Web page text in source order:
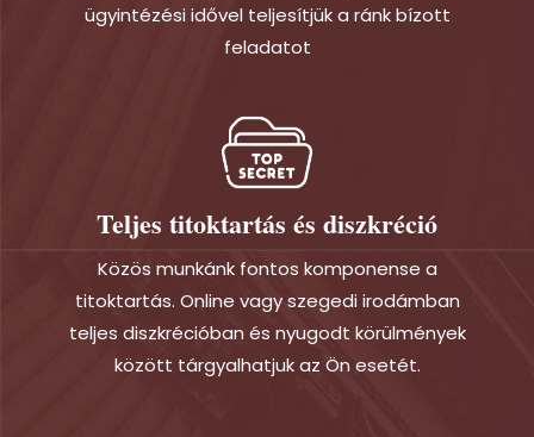
ügyintézési idővel teljesítjük a ránk bízott
feladatot
Teljes titoktartás és diszkréció
Közös munkánk fontos komponense a
titoktartás. Online vagy szegedi irodámban
teljes diszkrécióban és nyugodt körülmények
között tárgyalhatjuk az Ön esetét.